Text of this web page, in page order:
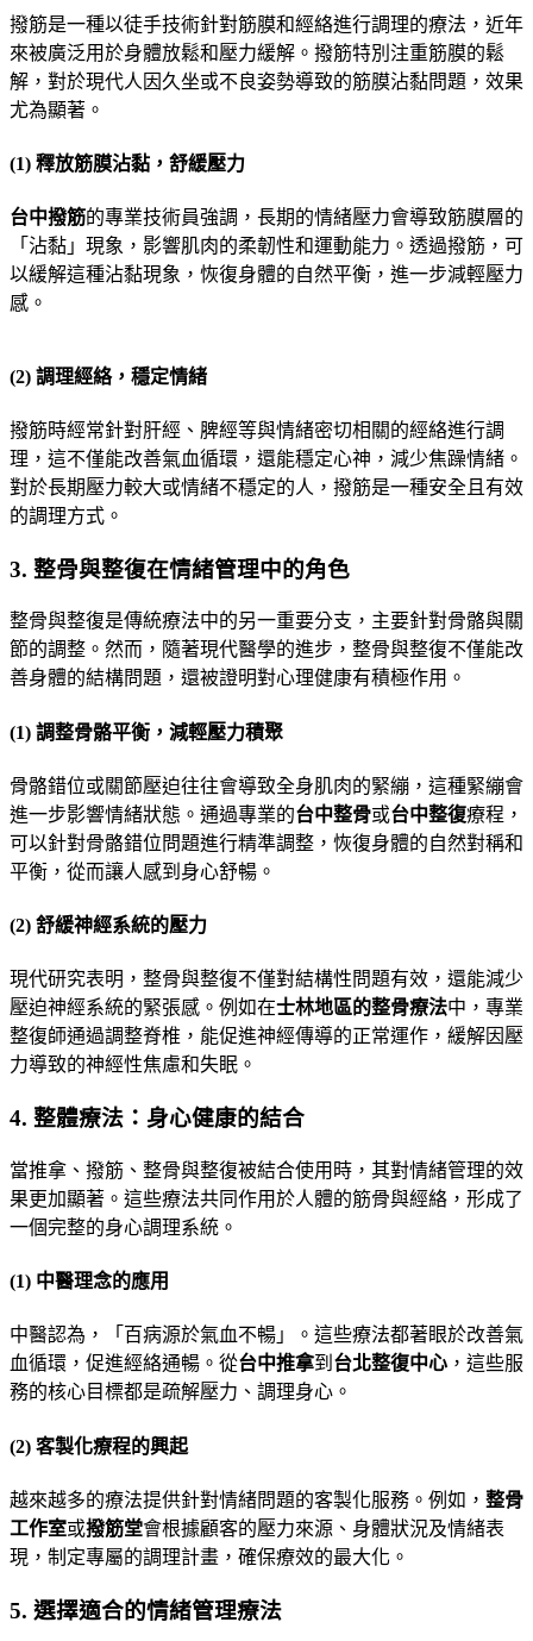
撥筋是一種以徒手技術針對筋膜和經絡進行調理的療法，近年
來被廣泛用於身體放鬆和壓力緩解。撥筋特別注重筋膜的鬆
解，對於現代人因久坐或不良姿勢導致的筋膜沾黏問題，效果
尤為顯著。
(1) 釋放筋膜沾黏，舒緩壓力
台中撥筋的專業技術員強調，長期的情緒壓力會導致筋膜層的
「沾黏」現象，影響肌肉的柔韌性和運動能力。透過撥筋，可
以緩解這種沾黏現象，恢復身體的自然平衡，進一步減輕壓力
感。
(2) 調理經絡，穩定情緒
撥筋時經常針對肝經、脾經等與情緒密切相關的經絡進行調
理，這不僅能改善氣血循環，還能穩定心神，減少焦躁情緒。
對於長期壓力較大或情緒不穩定的人，撥筋是一種安全且有效
的調理方式。
3. 整骨與整復在情緒管理中的角色
整骨與整復是傳統療法中的另一重要分支，主要針對骨骼與關
節的調整。然而，隨著現代醫學的進步，整骨與整復不僅能改
善身體的結構問題，還被證明對心理健康有積極作用。
(1) 調整骨骼平衡，減輕壓力積聚
骨骼錯位或關節壓迫往往會導致全身肌肉的緊繃，這種緊繃會
進一步影響情緒狀態。通過專業的台中整骨或台中整復療程，
可以針對骨骼錯位問題進行精準調整，恢復身體的自然對稱和
平衡，從而讓人感到身心舒暢。
(2) 舒緩神經系統的壓力
現代研究表明，整骨與整復不僅對結構性問題有效，還能減少
壓迫神經系統的緊張感。例如在士林地區的整骨療法中，專業
整復師通過調整脊椎，能促進神經傳導的正常運作，緩解因壓
力導致的神經性焦慮和失眠。
4. 整體療法：身心健康的結合
當推拿、撥筋、整骨與整復被結合使用時，其對情緒管理的效
果更加顯著。這些療法共同作用於人體的筋骨與經絡，形成了
一個完整的身心調理系統。
(1) 中醫理念的應用
中醫認為，「百病源於氣血不暢」。這些療法都著眼於改善氣
血循環，促進經絡通暢。從台中推拿到 台北整復中心 ，這些服
務的核心目標都是疏解壓力、調理身心。
(2) 客製化療程的興起
越來越多的療法提供針對情緒問題的客製化服務。例如， 整骨
工作室或撥筋堂會根據顧客的壓力來源、身體狀況及情緒表
現，制定專屬的調理計畫，確保療效的最大化。
5. 選擇適合的情緒管理療法